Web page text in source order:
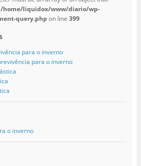
/home/liquidox/www/diario/wp-
query.php on line 399
para o inverno
para o inverno
o inverno